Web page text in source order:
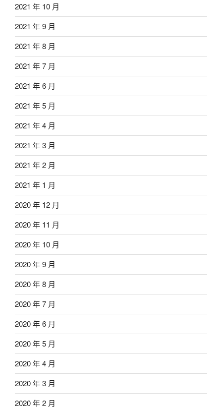
2021 年 10 月
2021 年 9 月
2021 年 8 月
2021 年 7 月
2021 年 6 月
2021 年 5 月
2021 年 4 月
2021 年 3 月
2021 年 2 月
2021 年 1 月
2020 年 12 月
2020 年 11 月
2020 年 10 月
2020 年 9 月
2020 年 8 月
2020 年 7 月
2020 年 6 月
2020 年 5 月
2020 年 4 月
2020 年 3 月
2020 年 2 月